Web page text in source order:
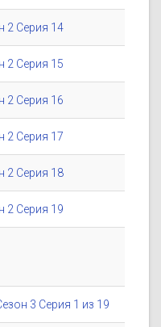
2 Серия 14
2 Серия 15
2 Серия 16
2 Серия 17
2 Серия 18
2 Серия 19
3 Серия 1 из 19